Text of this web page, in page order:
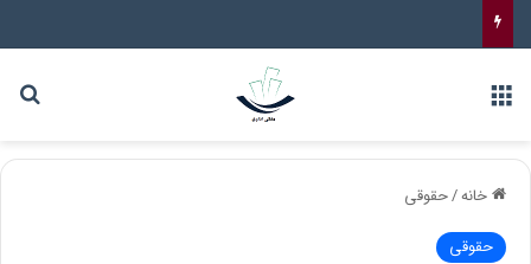
خانه/حقوقی
حقوقی